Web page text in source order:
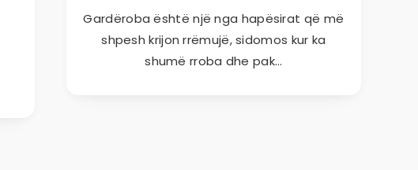
Gardëroba është një nga hapësirat që më
shpesh krijon rrëmujë, sidomos kur ka
shumë rroba dhe pak…